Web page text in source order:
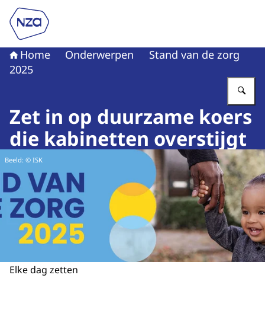
Naar de homepage van Nederlandse Zorgautoriteit
Home Onderwerpen
Stand van de zorg
2025
Zet in op duurzame koers
die kabinetten overstijgt
Beeld: © ISK
Elke dag zetten